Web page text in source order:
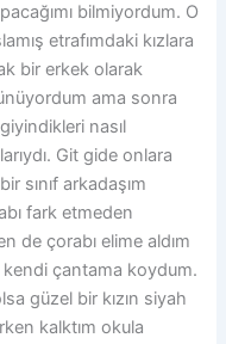
bilmiyordum. O
etrafımdaki kızlara
bir erkek olarak
ama sonra
nasıl
Git gide onlara
sınıf arkadaşım
fark etmeden
de çorabı elime aldım
kendi çantama koydum.
güzel bir kızın siyah
kalktım okula